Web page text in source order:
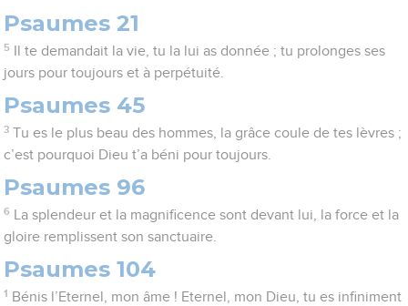
Psaumes 21
5
Il te demandait la vie, tu la lui as donnée ; tu prolonges ses
jours pour toujours et à perpétuité.
Psaumes 45
3 Tu es le plus beau des hommes, la grâce coule de tes lèvres ;
c’est pourquoi Dieu t’a béni pour toujours.
Psaumes 96
6
La splendeur et la magnificence sont devant lui, la force et la
gloire remplissent son sanctuaire.
Psaumes 104
1 Bénis l’Eternel, mon âme ! Eternel, mon Dieu, tu es infiniment